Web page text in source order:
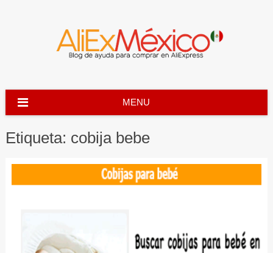
MENU
Etiqueta: cobija bebe